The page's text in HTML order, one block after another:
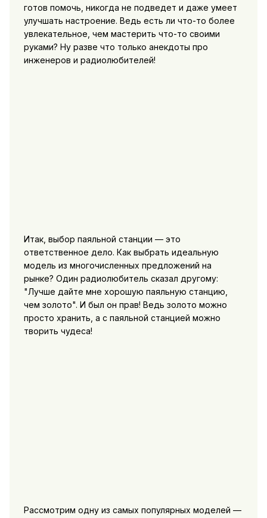
готов помочь, никогда не подведет и даже умеет
улучшать настроение. Ведь есть ли что-то более
увлекательное, чем мастерить что-то своими
руками? Ну разве что только анекдоты про
инженеров и радиолюбителей!
Итак, выбор паяльной станции — это
ответственное дело. Как выбрать идеальную
модель из многочисленных предложений на
рынке? Один радиолюбитель сказал другому:
"Лучше дайте мне хорошую паяльную станцию,
чем золото". И был он прав! Ведь золото можно
просто хранить, а с паяльной станцией можно
творить чудеса!
Рассмотрим одну из самых популярных моделей —